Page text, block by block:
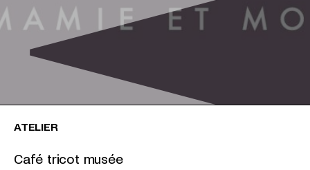
ATELIER
Café tricot musée